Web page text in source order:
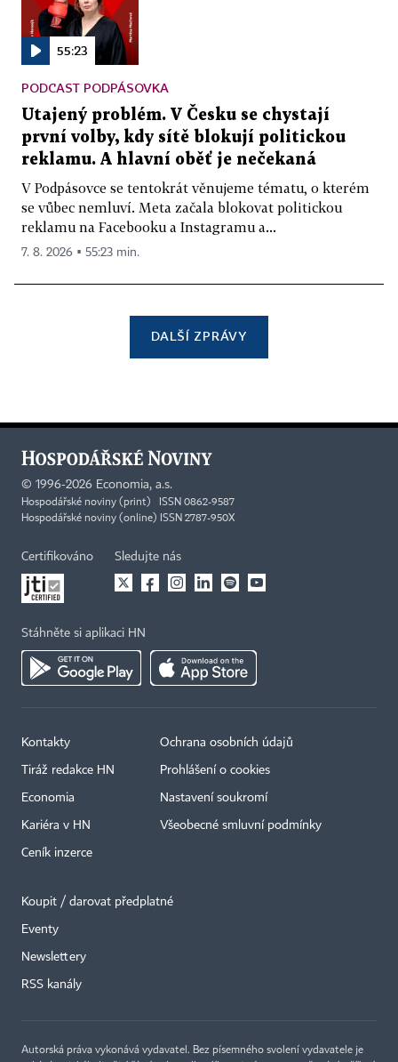
55:23
PODCAST PODPÁSOVKA
Utajený problém. V Česku se chystají
první volby, kdy sítě blokují politickou
reklamu. A hlavní oběť je nečekaná
V Podpásovce se tentokrát věnujeme tématu, o kterém
se vůbec nemluví. Meta začala blokovat politickou
reklamu na Facebooku a Instagramu a...
7. 8. 2026 ▪ 55:23 min.
DALŠÍ ZPRÁVY
© 1996-2026 Economia, a.s.
Hospodářské noviny (print) ISSN 0862-9587
Hospodářské noviny (online) ISSN 2787-950X
Certifikováno Sledujte nás
Stáhněte si aplikaci HN
Kontakty
Tiráž redakce HN
Economia
Kariéra v HN
Ceník inzerce
Ochrana osobních údajů
Prohlášení o cookies
Nastavení soukromí
Všeobecné smluvní podmínky
Koupit / darovat předplatné
Eventy
Newslettery
RSS kanály
Autorská práva vykonává vydavatel. Bez písemného svolení vydavatele je